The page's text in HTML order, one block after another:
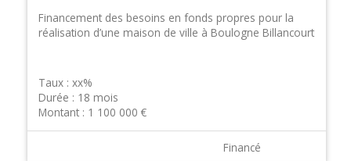
Financement des besoins en fonds propres pour la
réalisation d’une maison de ville à Boulogne Billancourt
Taux : xx%
Durée : 18 mois
Montant : 1 100 000 €
Financé